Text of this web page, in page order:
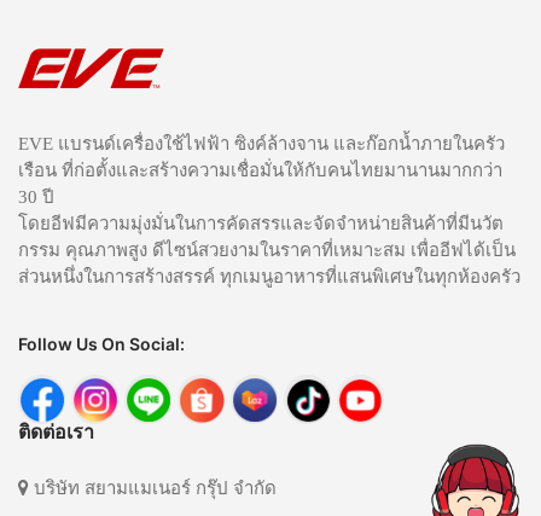
EVE แบรนด์เครื่องใช้ไฟฟ้า ซิงค์ล้างจาน และก๊อกน้ำภายในครัว
เรือน ที่ก่อตั้งและสร้างความเชื่อมั่นให้กับคนไทยมานานมากกว่า
30 ปี
โดยอีฟมีความมุ่งมั่นในการคัดสรรและจัดจำหน่ายสินค้าที่มีนวัต
กรรม คุณภาพสูง ดีไซน์สวยงามในราคาที่เหมาะสม เพื่ออีฟได้เป็น
ส่วนหนึ่งในการสร้างสรรค์ ทุกเมนูอาหารที่แสนพิเศษในทุกห้องครัว
Follow Us On Social:
ติดต่อเรา
บริษัท สยามแมเนอร์ กรุ๊ป จำกัด